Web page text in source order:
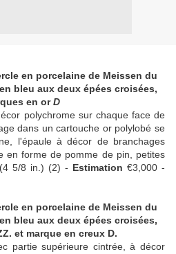
en porcelaine de Meissen du
bleu aux deux épées croisées,
en orD
polychrome sur chaque face de
dans un cartouche or polylobé se
l'épaule à décor de branchages
en forme de pomme de pin, petites
5/8 in.) (2) - Estimation €3,000 -
en porcelaine de Meissen du
bleu aux deux épées croisées,
et marque en creux D.
partie supérieure cintrée, à décor